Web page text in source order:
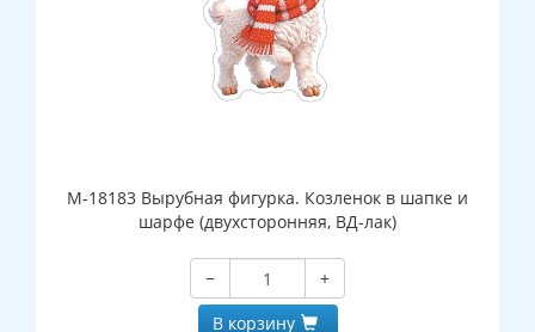
М-18183 Вырубная фигурка. Козленок в шапке и
шарфе (двухсторонняя, ВД-лак)
−
+
В корзину